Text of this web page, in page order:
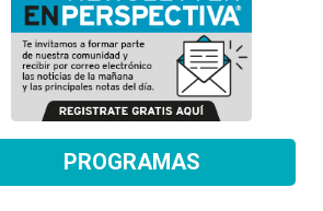
PROGRAMAS